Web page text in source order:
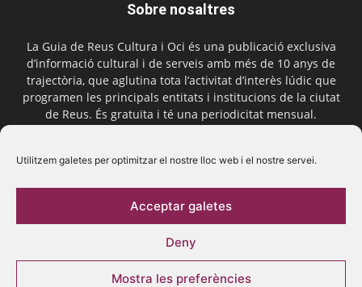
Utilitzem galetes per optimitzar el nostre lloc web i el nostre servei.
Acceptar galetes
Deny
Mostra les preferències
Sobre nosaltres
La Guia de Reus Cultura i Oci és una publicació exclusiva
d’informació cultural i de serveis amb més de 10 anys de
trajectòria, que aglutina tota l’activitat d’interès lúdic que
programen les principals entitats i institucions de la ciutat
de Reus. És gratuïta i té una periodicitat mensual.
Segueix-nos